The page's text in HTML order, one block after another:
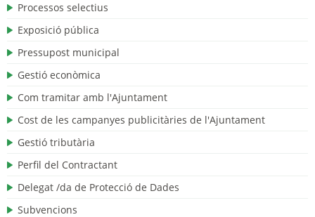
Processos selectius
Exposició pública
Pressupost municipal
Gestió econòmica
Com tramitar amb l'Ajuntament
Cost de les campanyes publicitàries de l'Ajuntament
Gestió tributària
Perfil del Contractant
Delegat /da de Protecció de Dades
Subvencions